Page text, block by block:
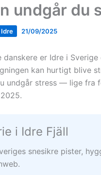
undgår du
Idre 21/09/2025
danskere er Idre i
kan hurtigt blive
undgår stress — lige fra
i Idre Fjäll
snesikre pister,